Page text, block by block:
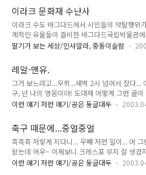
로 돌아다니다가 밤에는 연신 리모콘을 눌러가
야 했다. 무엇보다 마음이 괴로왔다는 얘기를
만, 일주일 동안 나는 여러 사람을 만났다. 사
살아 있어야 할텐데"라고 기도해야 하는 현실
외상성증후군처럼 후유증이 나를 따라다녔다.
이라크 문화재 수난사
이라크 수도 바그다드에서 시민들의 약탈행위
계적인 유물들이 즐비한 바그다드국립박물관
등 외신들은 거리로 몰려나온 시민들이 상점과
관의 자랑거리였던 4000년된 은제 하프까지
물관은 고고학박물관과 민속학박물관 등 28개
엔트에서 이슬람시대와 근세에 이르는 수천년
물관이다. 이 때문에 문화재 전문가들은 이 박
는데, 간신히 폭격을 피한 박물관은 결국 시민
딸기가 보는 세상/인샤알라, 중동이슬람
레알-맨유.
그거 보느라고...우쒸...새벽 2시 넘어서 잤다...
구, 넌 나의 영웅이야! 도대체 어떻게 그런 골
만 믿기 힘든 골이었다. 그 자리에서, 그 각도에
는 천재다. 공을 '감아찬다'고 하지만, 그렇게 감
술도 아니고 마술이다. 지단에게서 라울로 이어
에게서 라울로 이어졌던 3번째 골은 환상적이
특유의 엄청난 돌파력으로 종횡무진. 피구가
지. 지단이 약간의 부상 때문에 ..
이런 얘기 저런 얘기/공은 둥글대두
축구 때문에...중얼중얼
흑흑흑 저렇게 지다니... 우째 저런 일이... 어
왔는데 어우~ 이제보니 크레스포 무지 잘 생겼
던데 그 경기가...아마 금욜날 재방 하지... 헤헤
이런 얘기 저런 얘기/공은 둥글대두